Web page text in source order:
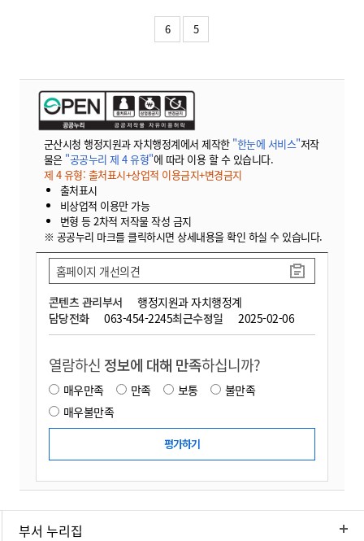
6 5
군산시청 행정지원과 자치행정계에서 제작한 "한눈에 서비스"저작
물은 "공공누리 제 4 유형"에 따라 이용 할 수 있습니다.
제 4 유형: 출처표시+상업적 이용금지+변경금지
출처표시
비상업적 이용만 가능
변형 등 2차적 저작물 작성 금지
※ 공공누리 마크를 클릭하시면 상세내용을 확인 하실 수 있습니다.
콘텐츠 관리부서
행정지원과 자치행정계
담당전화
063-454-2245최근수정일 2025-02-06
홈페이지 개선의견
열람하신 정보에 대해 만족하십니까?
매우만족 만족 보통
불만족
매우불만족
부서 누리집